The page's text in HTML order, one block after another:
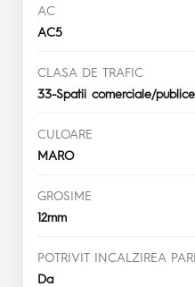
AC
AC5
CLASA DE TRAFIC
33-Spatii comerciale/
CULOARE
MARO
GROSIME
12mm
POTRIVIT INCALZIREA
Da